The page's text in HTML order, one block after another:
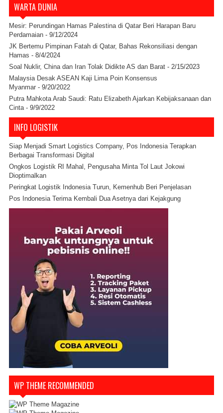
WARTA DUNIA
Mesir: Perundingan Hamas Palestina di Qatar Beri Harapan Baru
Perdamaian - 9/12/2024
JK Bertemu Pimpinan Fatah di Qatar, Bahas Rekonsiliasi dengan
Hamas - 8/4/2024
Soal Nuklir, China dan Iran Tolak Didikte AS dan Barat - 2/15/2023
Malaysia Desak ASEAN Kaji Lima Poin Konsensus
Myanmar - 9/20/2022
Putra Mahkota Arab Saudi: Ratu Elizabeth Ajarkan Kebijaksanaan dan
Cinta - 9/9/2022
INFO LOGISTIK
Siap Menjadi Smart Logistics Company, Pos Indonesia Terapkan
Berbagai Transformasi Digital
Ongkos Logistik RI Mahal, Pengusaha Minta Tol Laut Jokowi
Dioptimalkan
Peringkat Logistik Indonesia Turun, Kemenhub Beri Penjelasan
Pos Indonesia Terima Kembali Dua Asetnya dari Kejakgung
WP THEME RECOMMENDED